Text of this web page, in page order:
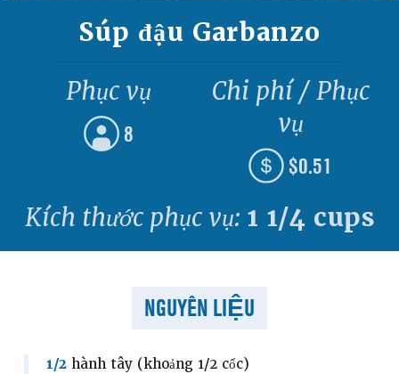
Súp đậu Garbanzo
Phục vụ
8
Chi phí / Phục
vụ
$0.51
Kích thước phục vụ: 1 1/4 cups
NGUYÊN LIỆU
1/2 hành tây (khoảng 1/2 cốc)